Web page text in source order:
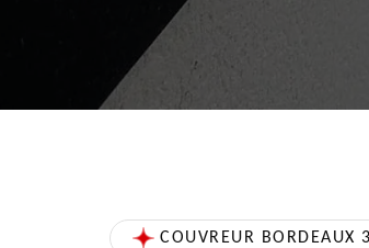
COUVREUR BORDEAUX